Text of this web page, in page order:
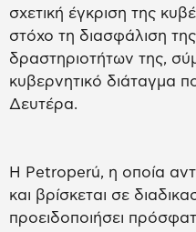
σχετική έγκριση της
στόχο τη διασφάλιση
δραστηριοτήτων της,
κυβερνητικό διάταγμα
Δευτέρα.
Η Petroperú, η οποία
και βρίσκεται σε
προειδοποιήσει